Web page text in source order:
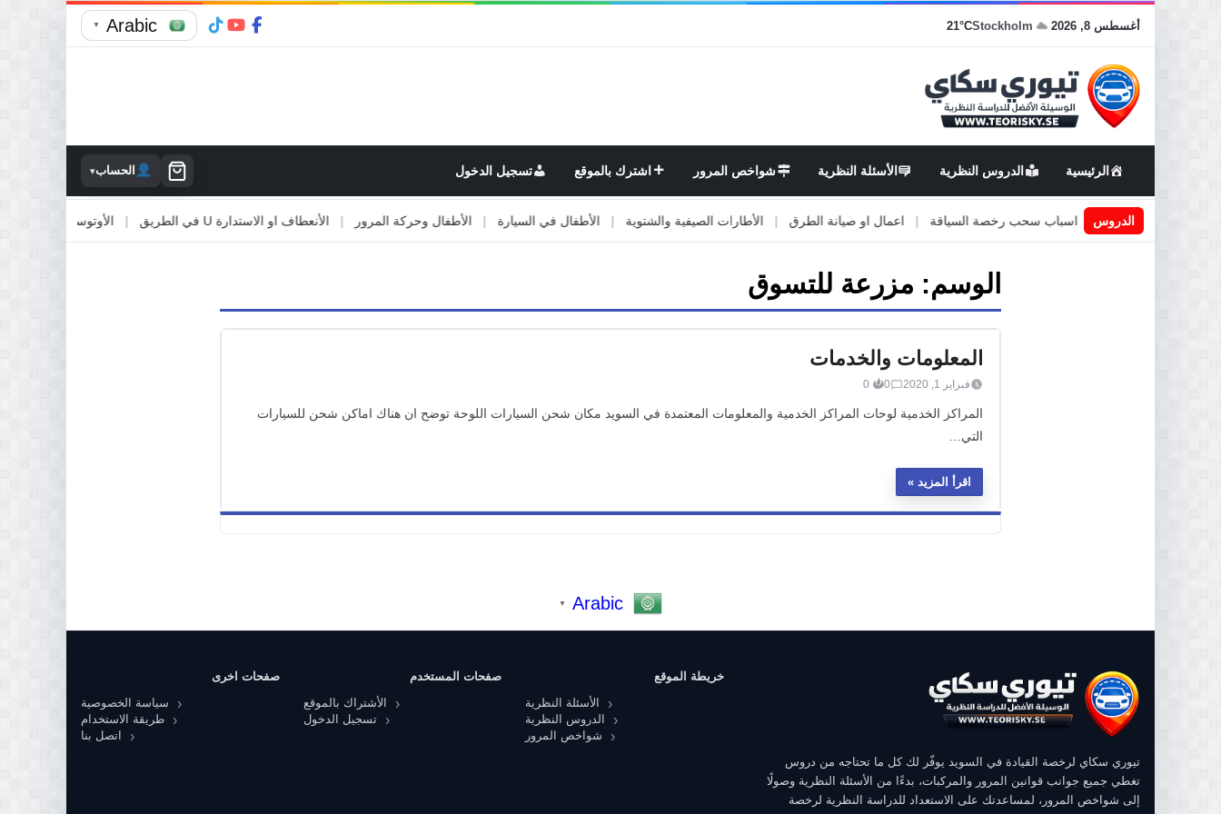
أغسطس 8, 2026 Stockholm
21°C
Arabic
▼
الرئيسية الدروس النظرية الأسئلة النظرية شواخص المرور اشترك بالموقع تسجيل الدخول الحساب▾
الدروس
| اسباب سحب رخصة السياقة | اعمال او صيانة الطرق | الأطارات الصيفية والشتوية | الأطفال في السيارة | الأطفال وحركة المرور | الأنعطاف او الاستدارة U في الطريق | الأوتوستراد والطرق
الوسم: مزرعة للتسوق
المعلومات والخدمات
فبراير 1, 2020 0
0
المراكز الخدمية لوحات المراكز الخدمية والمعلومات المعتمدة في السويد مكان شحن السيارات اللوحة توضح ان هناك اماكن شحن للسيارات
التي…
اقرأ المزيد
Arabic
▼
تيوري سكاي لرخصة القيادة في السويد يوفّر لك كل ما تحتاجه من دروس
تغطي جميع جوانب قوانين المرور والمركبات، بدءًا من الأسئلة النظرية وصولًا
إلى شواخص المرور، لمساعدتك على الاستعداد للدراسة النظرية لرخصة
خريطة الموقع
الأسئلة النظرية
الدروس النظرية
شواخص المرور
صفحات المستخدم
الأشتراك بالموقع
تسجيل الدخول
صفحات اخرى
سياسة الخصوصية
طريقة الاستخدام
اتصل بنا